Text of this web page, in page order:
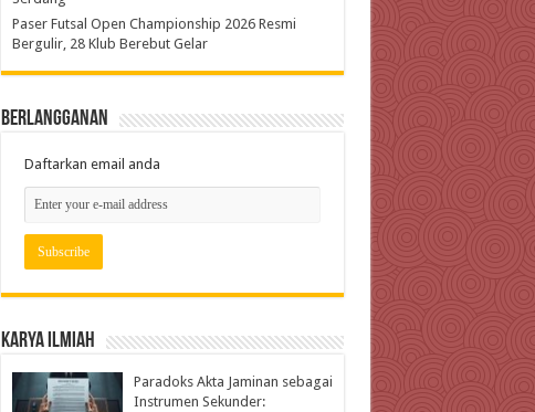
Paser Futsal Open Championship 2026 Resmi
Bergulir, 28 Klub Berebut Gelar
Berlangganan
Daftarkan email anda
Karya Ilmiah
Paradoks Akta Jaminan sebagai
Instrumen Sekunder: